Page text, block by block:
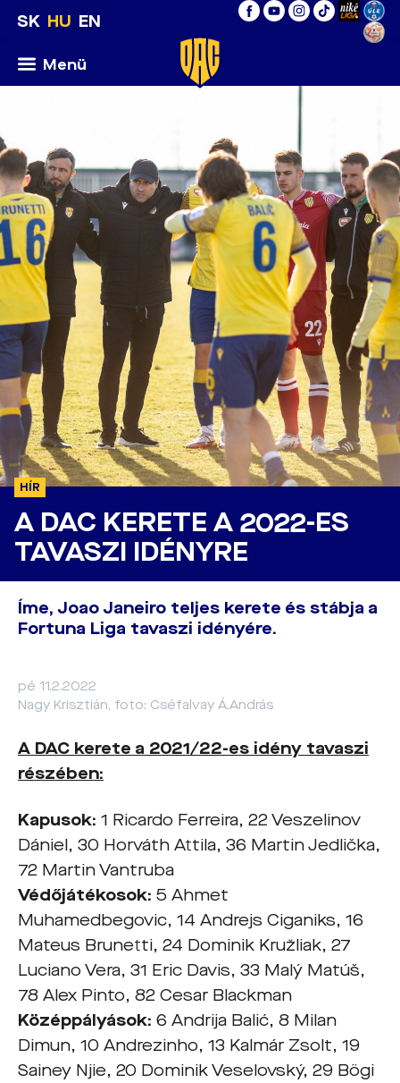
SK HU EN
Menü
HÍR
A DAC KERETE A 2022-ES
TAVASZI IDÉNYRE
Íme, Joao Janeiro teljes kerete és stábja a
Fortuna Liga tavaszi idényére.
pé 11.2.2022
Nagy Krisztián, foto: Cséfalvay Á.András
A DAC kerete a 2021/22-es idény tavaszi
részében:
Kapusok: 1 Ricardo Ferreira, 22 Veszelinov
Dániel, 30 Horváth Attila, 36 Martin Jedlička,
72 Martin Vantruba
Védőjátékosok: 5 Ahmet
Muhamedbegovic, 14 Andrejs Ciganiks, 16
Mateus Brunetti, 24 Dominik Kružliak, 27
Luciano Vera, 31 Eric Davis, 33 Malý Matúš,
78 Alex Pinto, 82 Cesar Blackman
Középpályások: 6 Andrija Balić, 8 Milan
Dimun, 10 Andrezinho, 13 Kalmár Zsolt, 19
Sainey Njie, 20 Dominik Veselovský, 29 Bögi